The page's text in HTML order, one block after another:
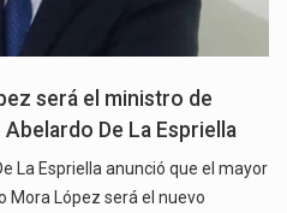
será el ministro de
De La Espriella
La Espriella anunció que el mayor
Mora López será el nuevo